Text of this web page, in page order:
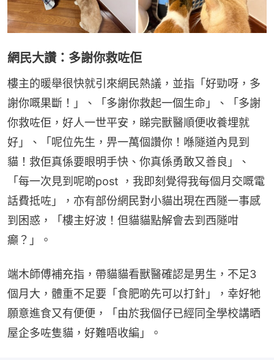
網民大讚：多謝你救咗佢
樓主的暖舉很快就引來網民熱議，並指「好勁呀，多
謝你嘅果斷！」、「多謝你救起一個生命」、「多謝
你救咗佢，好人一世平安，睇完獸醫順便收養埋就
好」、「呢位先生，畀一萬個讚你！喺隧道內見到
貓！救佢真係要眼明手快、你真係勇敢又善良」、
「每一次見到呢啲post ，我即刻覺得我每個月交嘅電
話費抵咗」，亦有部份網民對小貓出現在西隧一事感
到困惑，「樓主好波！但貓貓點解會去到西隧咁
癲？」。
端木師傅補充指，帶貓貓看獸醫確認是男生，不足3
個月大，體重不足要「食肥啲先可以打針」，幸好牠
願意進食又有便便，「由於我個仔已經同全學校講晒
屋企多咗隻貓，好難唔收編」。